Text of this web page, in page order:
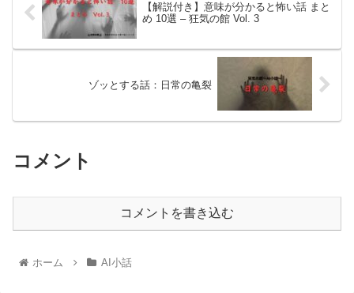
【解説付き】意味が分かると怖い話 まと
め 10選 – 狂気の館 Vol. 3
ゾッとする話：日常の亀裂
コメント
コメントを書き込む
ホーム AI小話